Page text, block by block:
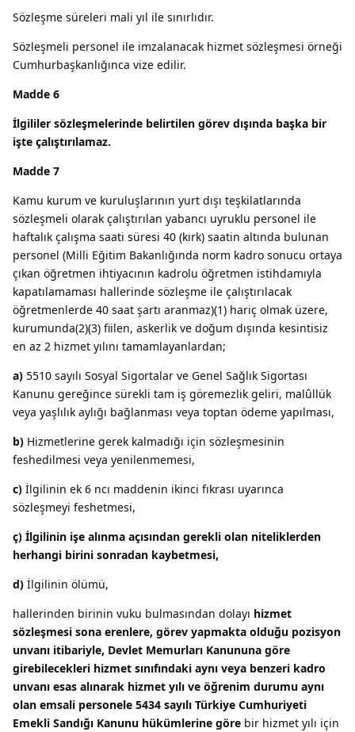
Sözleşme süreleri mali yıl ile sınırlıdır.
Sözleşmeli personel ile imzalanacak hizmet sözleşmesi örneği
Cumhurbaşkanlığınca vize edilir.
Madde 6
İlgililer sözleşmelerinde belirtilen görev dışında başka bir
işte çalıştırılamaz.
Madde 7
Kamu kurum ve kuruluşlarının yurt dışı teşkilatlarında
sözleşmeli olarak çalıştırılan yabancı uyruklu personel ile
haftalık çalışma saati süresi 40 (kırk) saatin altında bulunan
personel (Milli Eğitim Bakanlığında norm kadro sonucu ortaya
çıkan öğretmen ihtiyacının kadrolu öğretmen istihdamıyla
kapatılamaması hallerinde sözleşme ile çalıştırılacak
öğretmenlerde 40 saat şartı aranmaz)(1) hariç olmak üzere,
kurumunda(2)(3) fiilen, askerlik ve doğum dışında kesintisiz
en az 2 hizmet yılını tamamlayanlardan;
a) 5510 sayılı Sosyal Sigortalar ve Genel Sağlık Sigortası
Kanunu gereğince sürekli tam iş göremezlik geliri, malûllük
veya yaşlılık aylığı bağlanması veya toptan ödeme yapılması,
b) Hizmetlerine gerek kalmadığı için sözleşmesinin
feshedilmesi veya yenilenmemesi,
c) İlgilinin ek 6 ncı maddenin ikinci fıkrası uyarınca
sözleşmeyi feshetmesi,
ç) İlgilinin işe alınma açısından gerekli olan niteliklerden
herhangi birini sonradan kaybetmesi,
d) İlgilinin ölümü,
hallerinden birinin vuku bulmasından dolayı hizmet
sözleşmesi sona erenlere, görev yapmakta olduğu pozisyon
unvanı itibariyle, Devlet Memurları Kanununa göre
girebilecekleri hizmet sınıfındaki aynı veya benzeri kadro
unvanı esas alınarak hizmet yılı ve öğrenim durumu aynı
olan emsali personele 5434 sayılı Türkiye Cumhuriyeti
Emekli Sandığı Kanunu hükümlerine göre bir hizmet yılı için